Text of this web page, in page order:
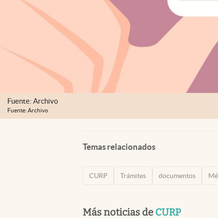
Fuente: Archivo
Fuente: Archivo
Temas relacionados
CURP Trámites documentos
Más noticias de CURP